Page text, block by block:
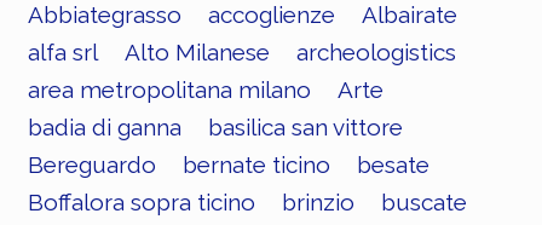
Abbiategrasso accoglienze
Albairate
alfa srl
Alto Milanese
archeologistics
area metropolitana milano
Arte
badia di ganna
basilica san vittore
Bereguardo
bernate ticino
besate
Boffalora sopra ticino
brinzio
buscate